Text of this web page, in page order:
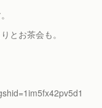
とお茶会も。